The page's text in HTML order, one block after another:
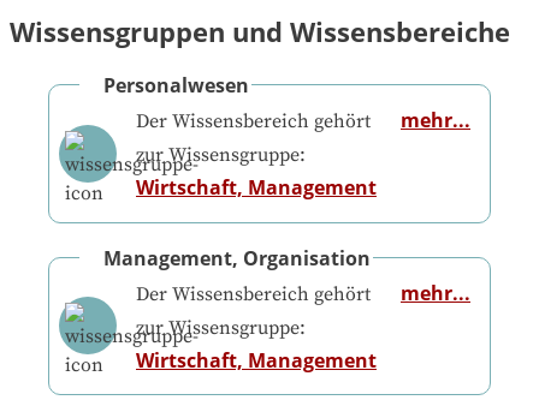
Wissensgruppen und Wissensbereiche
Personalwesen
Der Wissensbereich gehört
zur Wissensgruppe:
Wirtschaft, Management
mehr...
Management, Organisation
Der Wissensbereich gehört
zur Wissensgruppe:
Wirtschaft, Management
mehr...